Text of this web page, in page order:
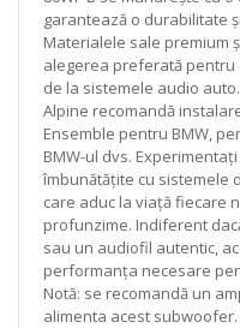
garantează o durabilitate
Materialele sale premium
alegerea preferată pentru
de la sistemele audio auto.
Alpine recomandă
Ensemble pentru BMW,
BMW-ul dvs.
îmbunătățite cu sistemele
care aduc la viață fiecare
profunzime. Indiferent
sau un audiofil autentic,
performanța necesare
Notă: se recomandă un
alimenta acest subwoofer.